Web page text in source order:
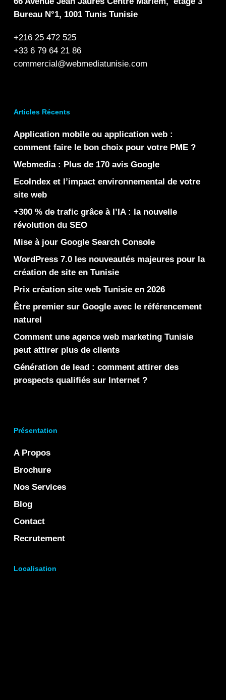
Bureau N°1, 1001 Tunis Tunisie
+216 25 472 525
+33 6 79 64 21 86
commercial@webmediatunisie.com
Articles Récents
Application mobile ou application web :
comment faire le bon choix pour votre PME ?
Webmedia : Plus de 170 avis Google
EcoIndex et l’impact environnemental de votre
site web
+300 % de trafic grâce à l’IA : la nouvelle
révolution du SEO
Mise à jour Google Search Console
WordPress 7.0 les nouveautés majeures pour la
création de site en Tunisie
Prix création site web Tunisie en 2026
Être premier sur Google avec le référencement
naturel
Comment une agence web marketing Tunisie
peut attirer plus de clients
Génération de lead : comment attirer des
prospects qualifiés sur Internet ?
Présentation
A Propos
Brochure
Nos Services
Blog
Contact
Recrutement
Localisation